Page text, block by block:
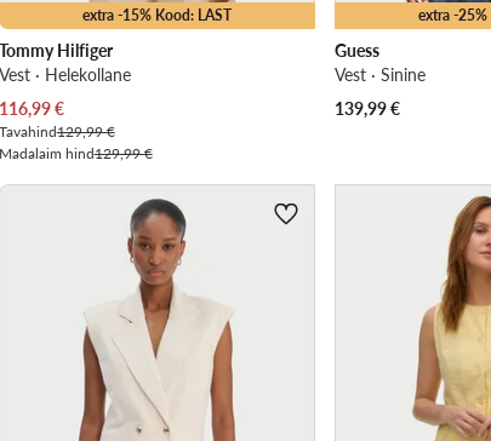
extra -15% Kood: LAST
Tommy Hilfiger
Vest · Helekollane
Praegune hind
116,99€
Tavahind129,99 €
Madalaim hind129,99 €
extra -
Guess
Vest · Sinine
139,99€